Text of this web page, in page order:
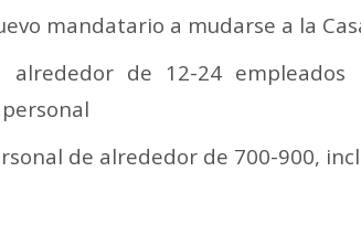
mandatario a mudarse a la
alrededor de 12-24
de alrededor de 700-900,